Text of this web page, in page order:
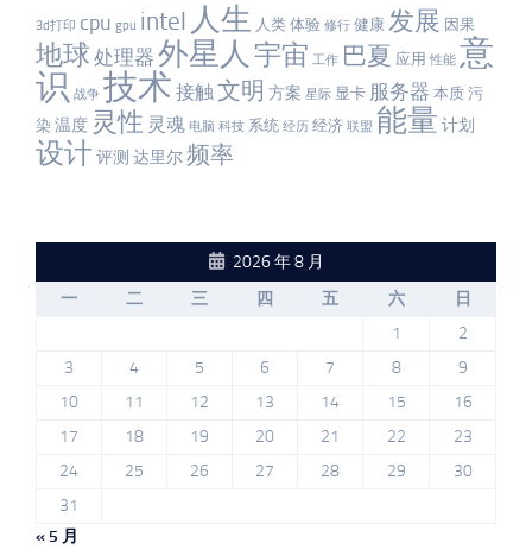
3d打印 cpu gpu intel 人生 人类 体验 修行 健康 发展 因果
地球 处理器 外星人 宇宙 工作 巴夏 应用 性能 意
识 战争 技术 接触文明 方案 星际 显卡 服务器 本质 污
染 温度 灵性 灵魂 电脑 科技 系统 经历 经济 联盟 能量 计划
设计评测 达里尔频率
2026 年 8 月
一
二 三 四 五 六
日
1
2
3
4 5 6 7 8
9
10
11 12 13 14 15
16
17
18 19 20 21 22
23
24
25 26 27 28 29
30
31
« 5 月